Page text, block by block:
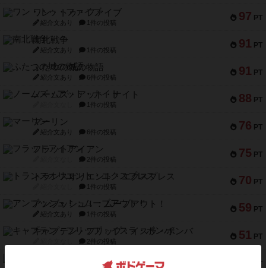
97 PT
ワン・トゥ・ファイブ
紹介文あり 1件の投稿
91 PT
南北戦争
紹介文あり 1件の投稿
91 PT
ふたつの城の物語
紹介文あり 6件の投稿
88 PT
ノームズ・アット・ナイト
1件の投稿
76 PT
マーリン
紹介文あり 6件の投稿
75 PT
フラットアイアン
2件の投稿
70 PT
トランスオリエント・エクスプレス
1件の投稿
59 PT
アンブッシュ！：ムーブアウト！
紹介文あり 1件の投稿
51 PT
キャプテン・フリップ：イスラ・ボンバ
2件の投稿
PT